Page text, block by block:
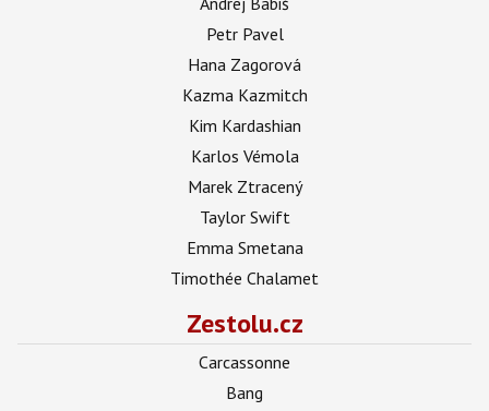
Petr Pavel
Hana Zagorová
Kazma Kazmitch
Kim Kardashian
Karlos Vémola
Marek Ztracený
Taylor Swift
Emma Smetana
Timothée Chalamet
Zestolu.cz
Carcassonne
Bang